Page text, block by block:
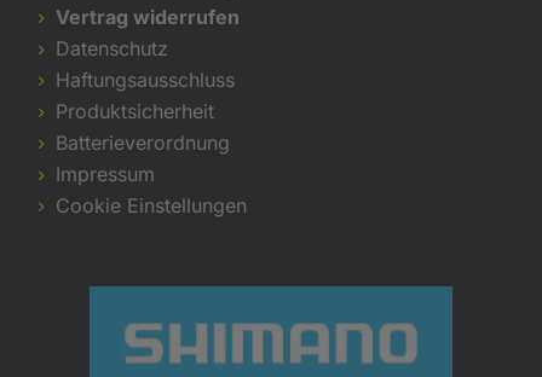
Vertrag widerrufen
Datenschutz
Haftungsausschluss
Produktsicherheit
Batterieverordnung
Impressum
Cookie Einstellungen